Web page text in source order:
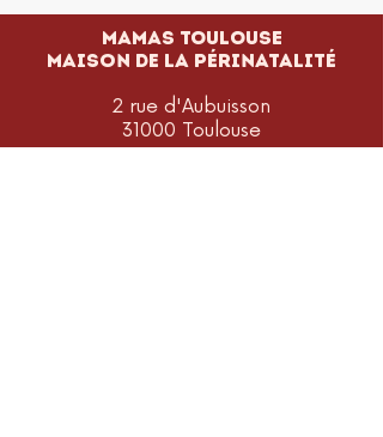
MAMAS TOULOUSE
Maison de la périnatalité
2 rue d'Aubuisson
31000 Toulouse